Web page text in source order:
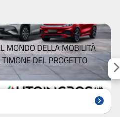
MONDO DELLA MOBILITÀ
DEL PROGETTO